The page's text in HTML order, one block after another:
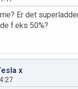
Er det
f.eks 50%?
x